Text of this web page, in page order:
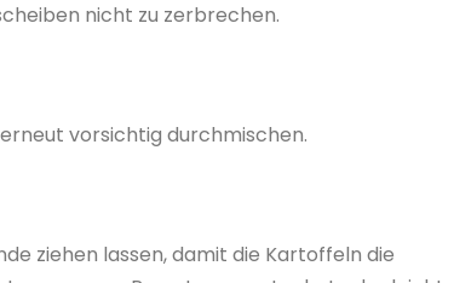
nicht zu zerbrechen.
vorsichtig durchmischen.
ziehen lassen, damit die Kartoffeln die